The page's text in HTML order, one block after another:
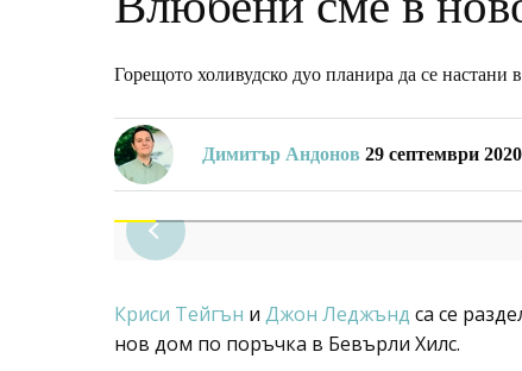
Горещото холивудско дуо планира да се настани
Димитър Андонов 29 септември 2020
Криси Тейгън и Джон Леджънд са се
нов дом по поръчка в Бевърли Хилс.